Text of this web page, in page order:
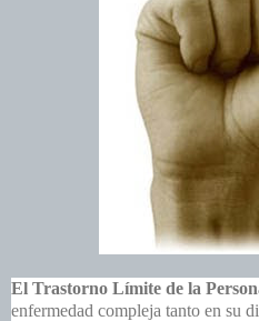
El Trastorno Límite de la
enfermedad compleja tanto en su